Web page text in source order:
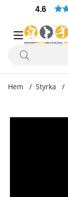
4.6
Hem Styrka